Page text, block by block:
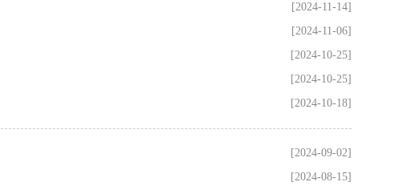
[2024-11-14]
[2024-11-06]
[2024-10-25]
[2024-10-25]
[2024-10-18]
[2024-09-02]
[2024-08-15]